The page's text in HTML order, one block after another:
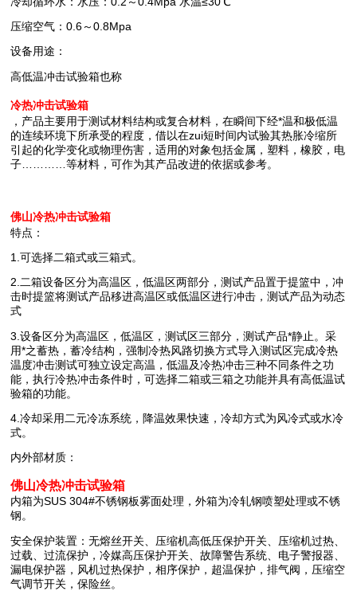
压缩空气：0.6～0.8Mpa
设备用途：
高低温冲击试验箱也称
冷热冲击试验箱
，产品主要用于测试材料结构或复合材料，在瞬间下经*温和极低温
的连续环境下所承受的程度，借以在zui短时间内试验其热胀冷缩所
引起的化学变化或物理伤害，适用的对象包括金属，塑料，橡胶，电
子…………等材料，可作为其产品改进的依据或参考。
佛山冷热冲击试验箱
特点：
1.可选择二箱式或三箱式。
2. 二箱设备区分为高温区，低温区两部分，测试产品置于提篮中，冲
击时提篮将测试产品移进高温区或低温区进行冲击，测试产品为动态
式
3.设备区分为高温区，低温区，测试区三部分，测试产品*静止。采
用*之蓄热，蓄冷结构，强制冷热风路切换方式导入测试区完成冷热
温度冲击测试可独立设定高温，低温及冷热冲击三种不同条件之功
能，执行冷热冲击条件时，可选择二箱或三箱之功能并具有高低温试
验箱的功能。
4.冷却采用二元冷冻系统，降温效果快速，冷却方式为风冷式或水冷
式。
内外部材质：
佛山冷热冲击试验箱
内箱为SUS 304#不锈钢板雾面处理，外箱为冷轧钢喷塑处理或不锈
钢。
安全保护装置：无熔丝开关、压缩机高低压保护开关、压缩机过热、
过载、过流保护，冷媒高压保护开关、故障警告系统、电子警报器、
漏电保护器，风机过热保护，相序保护，超温保护，排气阀，压缩空
气调节开关，保险丝。